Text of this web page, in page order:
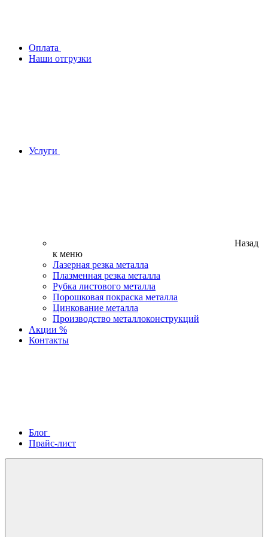
Оплата
Наши отгрузки
Услуги
Назад
к меню
Лазерная резка металла
Плазменная резка металла
Рубка листового металла
Порошковая покраска металла
Цинкование металла
Производство металлоконструкций
Акции %
Контакты
Блог
Прайс-лист